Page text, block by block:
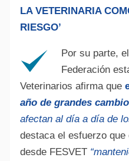
LA VETERINARIA
RIESGO’
Por su parte,
Federación
Veterinarios afirma que
año de grandes
afectan al día a día de
destaca el esfuerzo
desde FESVET